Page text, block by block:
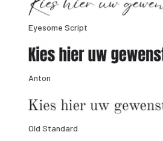
Eyesome Script
Anton
Old Standard